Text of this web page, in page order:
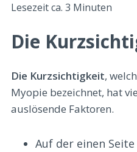
Lesezeit ca. 3 Minuten
Die
Die Kurzsichtigkeit,
Myopie bezeichnet, hat
auslösende Faktoren.
Auf der einen